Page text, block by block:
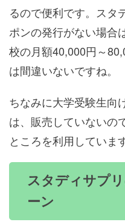
るので便利です。スタ
ポンの発行がない場合
校の月額40,000円～
は間違いないですね。
ちなみに大学受験生向
は、販売していないの
ところを利用しています
スタディサプ
ーン